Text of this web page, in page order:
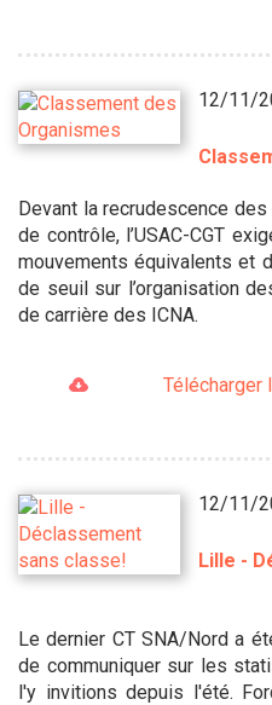
12/11/
Devant la recrudescence
de contrôle, l’USAC-CGT
mouvements équivalents et
de seuil sur l’organisation
de carrière des ICNA.
Télécharger
12/11/
Lille -
Le dernier CT SNA/Nord a
de communiquer sur les
l'y invitions depuis l'été.